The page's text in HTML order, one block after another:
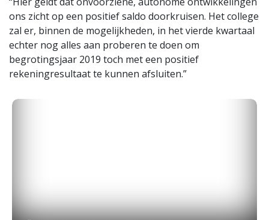
ons zicht op een positief saldo doorkruisen. Het college
zal er, binnen de mogelijkheden, in het vierde kwartaal
echter nog alles aan proberen te doen om
begrotingsjaar 2019 toch met een positief
rekeningresultaat te kunnen afsluiten.”